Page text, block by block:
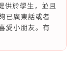
供於學生，並且
已廣東話或者
愛小朋友。有